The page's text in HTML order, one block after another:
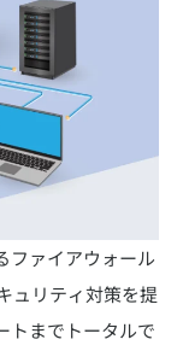
ファイアウォール
ュリティ対策を提
トまでトータルで